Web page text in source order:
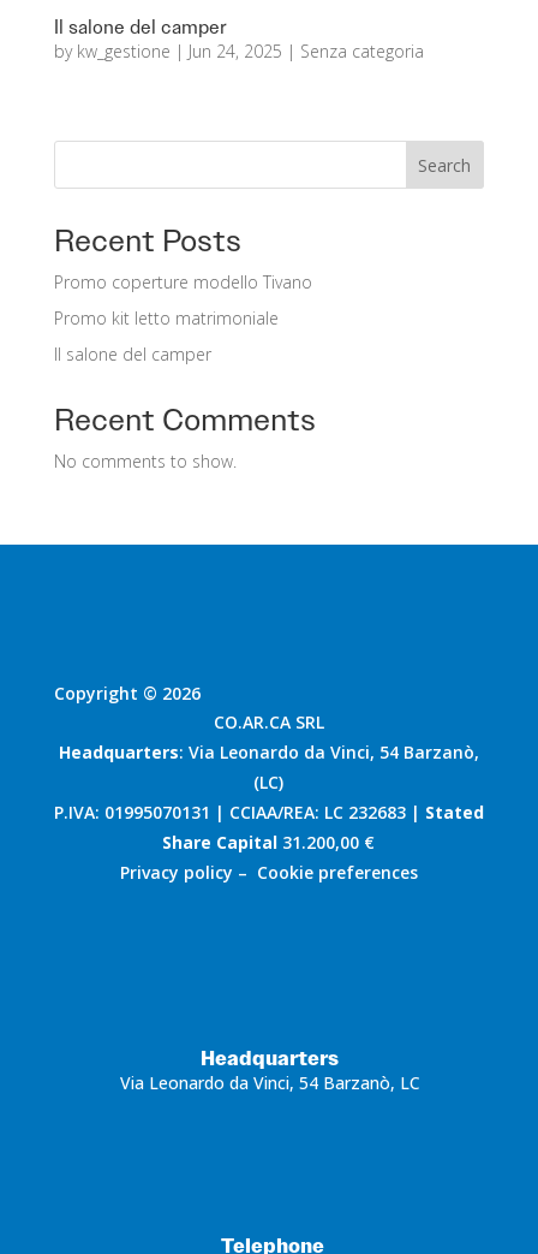
Il salone del camper
by kw_gestione | Jun 24, 2025 | Senza categoria
Search
Recent Posts
Promo coperture modello Tivano
Promo kit letto matrimoniale
Il salone del camper
Recent Comments
No comments to show.
Copyright © 2026
CO.AR.CA SRL
Headquarters: Via Leonardo da Vinci, 54 Barzanò,
(LC)
P.IVA: 01995070131 | CCIAA/REA: LC 232683 | Stated
Share Capital 31.200,00 €
Privacy policy – Cookie preferences
Headquarters
Via Leonardo da Vinci, 54 Barzanò, LC
Telephone